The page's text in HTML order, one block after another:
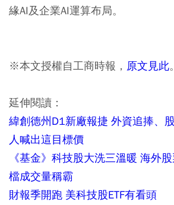
緣AI及企業AI運算布局。
※本文授權自工商時報， 原文見此。
延伸閱讀：
緯創德州D1新廠報捷 外資追捧、
人喊出這目標價
《基金》科技股大洗三溫暖 海外
檔成交量稱霸
財報季開跑 美科技股ETF有看頭